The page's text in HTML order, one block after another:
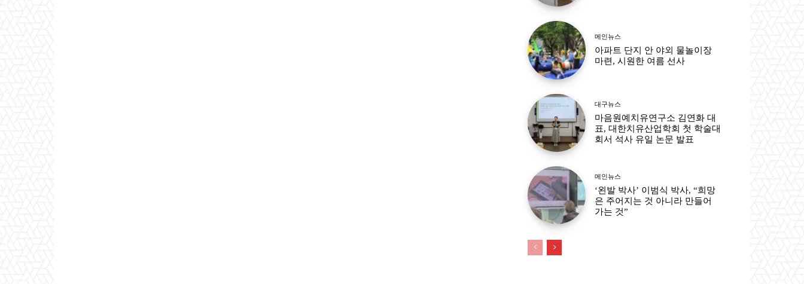
메인뉴스
아파트 단지 안 야외 물놀이장
마련, 시원한 여름 선사
대구뉴스
마음원예치유연구소 김연화 대
표, 대한치유산업학회 첫 학술대
회서 석사 유일 논문 발표
메인뉴스
‘왼발 박사’ 이범식 박사, “희망
은 주어지는 것 아니라 만들어
가는 것”